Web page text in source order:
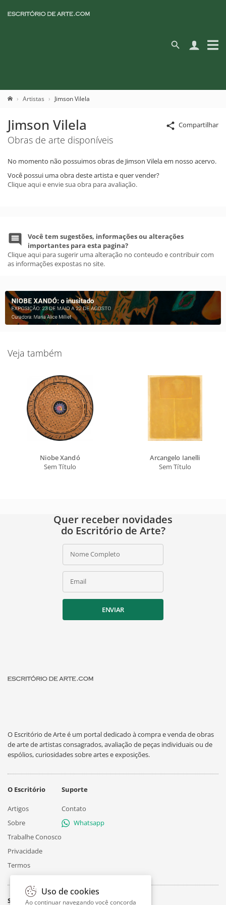
Artistas Jimson Vilela
Compartilhar
Jimson Vilela
Obras de arte disponíveis
No momento não possuimos obras de Jimson Vilela em nosso acervo.
Você possui uma obra deste artista e quer vender?
Clique aqui e envie sua obra para avaliação.
Você tem sugestões, informações ou alterações
importantes para esta pagina?
Clique aqui para sugerir uma alteração no conteudo e contribuir com
as informações expostas no site.
Veja também
Niobe Xandó
Sem Título
Arcangelo Ianelli
Sem Título
Quer receber novidades
do Escritório de Arte?
Nome Completo
Email
ENVIAR
O Escritório de Arte é um portal dedicado à compra e venda de obras
de arte de artistas consagrados, avaliação de peças individuais ou de
espólios, curiosidades sobre artes e exposições.
O Escritório
Artigos
Sobre
Trabalhe Conosco
Privacidade
Termos
Suporte
Contato
Whatsapp
Siga
Uso de cookies
Ao continuar navegando você concorda